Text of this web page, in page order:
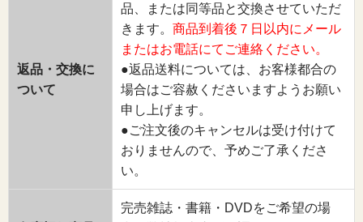
返品・交換に
ついて
品、または同等品と交換させていただ
きます。 商品到着後７日以内にメール
またはお電話にてご連絡ください。
●返品送料については、お客様都合の
場合はご容赦くださいますようお願い
申し上げます。
●ご注文後のキャンセルは受け付けて
おりませんので、予めご了承くださ
い。
完売雑誌・書籍・DVDをご希望の場